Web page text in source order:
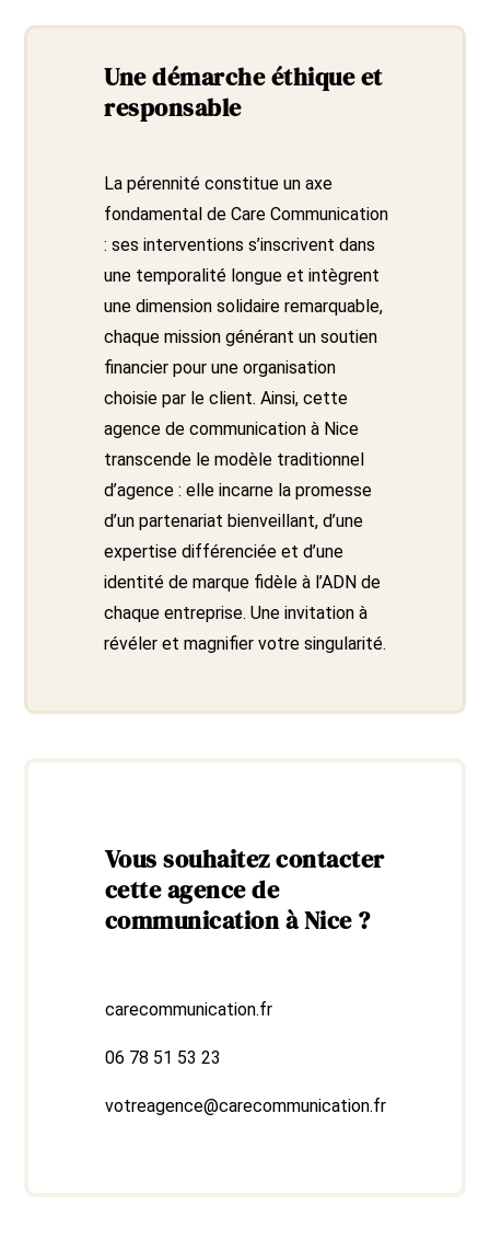
Une démarche éthique et
responsable
La pérennité constitue un axe
fondamental de Care Communication
: ses interventions s’inscrivent dans
une temporalité longue et intègrent
une dimension solidaire remarquable,
chaque mission générant un soutien
financier pour une organisation
choisie par le client. Ainsi, cette
agence de communication à Nice
transcende le modèle traditionnel
d’agence : elle incarne la promesse
d’un partenariat bienveillant, d’une
expertise différenciée et d’une
identité de marque fidèle à l’ADN de
chaque entreprise. Une invitation à
révéler et magnifier votre singularité.
Vous souhaitez contacter
cette agence de
communication à Nice ?
carecommunication.fr
06 78 51 53 23
votreagence@carecommunication.fr